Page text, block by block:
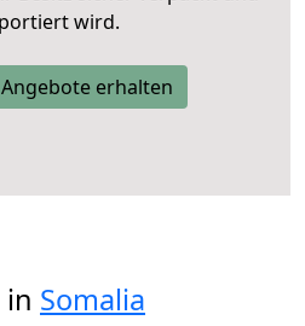
wird.
erhalten
in Somalia